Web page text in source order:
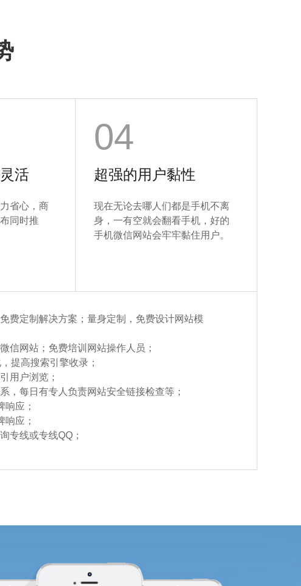
活
省心，商
同时推
04
超强的用户黏性
现在无论去哪人们都是手机不离
身，一有空就会翻看手机，好的
手机微信网站会牢牢黏住用户。
费定制解决方案；量身定制，免费设计网站模
信网站；免费培训网站操作人员；
提高搜索引擎收录；
用户浏览；
，每日有专人负责网站安全链接检查等；
响应；
响应；
专线或专线QQ；